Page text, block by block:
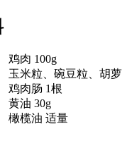
鸡肉 100g
玉米粒、碗豆粒、胡
鸡肉肠 1根
黄油 30g
橄榄油 适量